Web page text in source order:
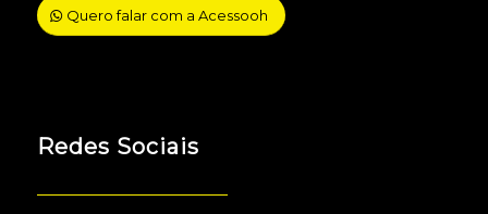
Quero falar com a Acessooh
Redes Sociais